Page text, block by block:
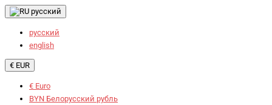
русский
русский
english
€ EUR
€ Euro
BYN Белорусский рубль